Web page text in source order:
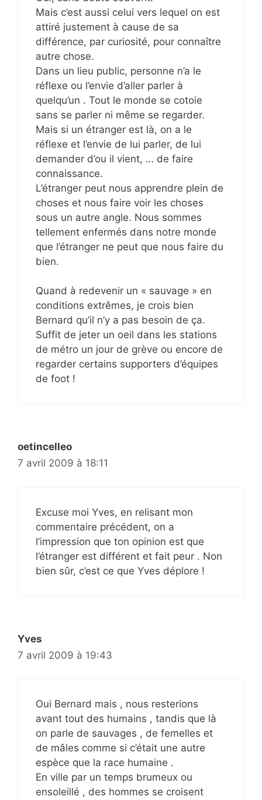
Mais c’est aussi celui vers lequel on est
attiré justement à cause de sa
différence, par curiosité, pour connaître
autre chose.
Dans un lieu public, personne n’a le
réflexe ou l’envie d’aller parler à
quelqu’un . Tout le monde se cotoie
sans se parler ni même se regarder.
Mais si un étranger est là, on a le
réflexe et l’envie de lui parler, de lui
demander d’ou il vient, … de faire
connaissance.
L’étranger peut nous apprendre plein de
choses et nous faire voir les choses
sous un autre angle. Nous sommes
tellement enfermés dans notre monde
que l’étranger ne peut que nous faire du
bien.
Quand à redevenir un « sauvage » en
conditions extrêmes, je crois bien
Bernard qu’il n’y a pas besoin de ça.
Suffit de jeter un oeil dans les stations
de métro un jour de grève ou encore de
regarder certains supporters d’équipes
de foot !
oetincelleo
7 avril 2009 à 18:11
Excuse moi Yves, en relisant mon
commentaire précédent, on a
l’impression que ton opinion est que
l’étranger est différent et fait peur . Non
bien sûr, c’est ce que Yves déplore !
Yves
7 avril 2009 à 19:43
Oui Bernard mais , nous resterions
avant tout des humains , tandis que là
on parle de sauvages , de femelles et
de mâles comme si c’était une autre
espèce que la race humaine .
En ville par un temps brumeux ou
ensoleillé , des hommes se croisent